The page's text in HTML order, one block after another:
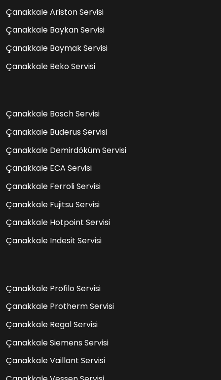
Çanakkale Ariston Servisi
Çanakkale Baykan Servisi
Çanakkale Baymak Servisi
Çanakkale Beko Servisi
Çanakkale Bosch Servisi
Çanakkale Buderus Servisi
Çanakkale Demirdöküm Servisi
Çanakkale ECA Servisi
Çanakkale Ferroli Servisi
Çanakkale Fujitsu Servisi
Çanakkale Hotpoint Servisi
Çanakkale Indesit Servisi
Çanakkale Profilo Servisi
Çanakkale Protherm Servisi
Çanakkale Regal Servisi
Çanakkale Siemens Servisi
Çanakkale Vaillant Servisi